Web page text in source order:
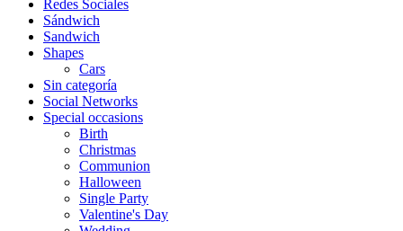
Redes Sociales
Sándwich
Sandwich
Shapes
Cars
Sin categoría
Social Networks
Special occasions
Birth
Christmas
Communion
Halloween
Single Party
Valentine's Day